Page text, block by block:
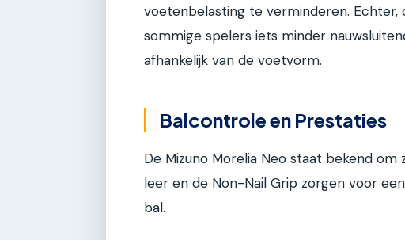
voetenbelasting te verminderen. Echter,
sommige spelers iets minder
afhankelijk van de voetvorm.
Balcontrole en Prestaties
De Mizuno Morelia Neo staat bekend
leer en de Non-Nail Grip zorgen voor
bal.